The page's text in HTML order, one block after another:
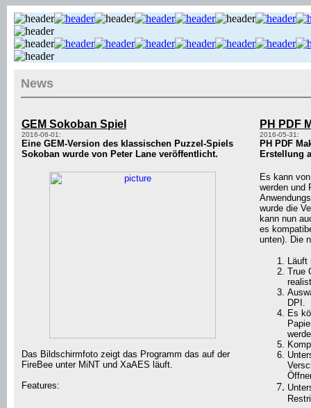
News
GEM Sokoban Spiel
2016-06-01:
Eine GEM-Version des klassischen Puzzel-Spiels
Sokoban wurde von Peter Lane veröffentlicht.
Das Bildschirmfoto zeigt das Programm das auf der
FireBee unter MiNT und XaAES läuft.
Features:
PH PDF
2016-05-31:
PH PDF
Erstellung
Es kann
werden und
wurde die
kann nun
es
unten). Die
Läuft
True
DPI.
Es